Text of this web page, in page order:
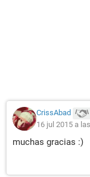
CrissAbad
16 jul 2015 a
muchas gracias :)